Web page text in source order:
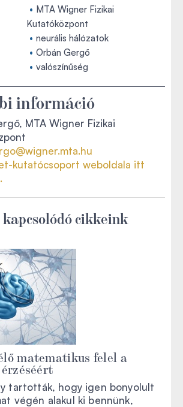
MTA Wigner Fizikai
Kutatóközpont
neurális hálózatok
Orbán Gergő
valószínűség
információ
MTA Wigner Fizikai
kutatócsoport weboldala itt
cikkeink
matematikus felel a
tartották, hogy igen bonyolult
végén alakul ki bennünk,